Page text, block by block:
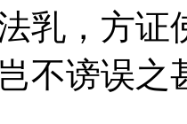
乳，方
不谤误之